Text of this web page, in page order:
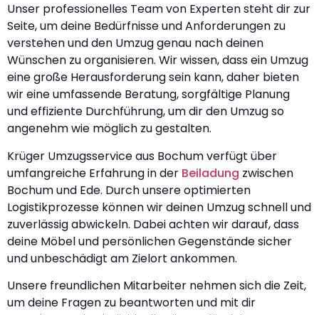
Unser professionelles Team von Experten steht dir zur
Seite, um deine Bedürfnisse und Anforderungen zu
verstehen und den Umzug genau nach deinen
Wünschen zu organisieren. Wir wissen, dass ein Umzug
eine große Herausforderung sein kann, daher bieten
wir eine umfassende Beratung, sorgfältige Planung
und effiziente Durchführung, um dir den Umzug so
angenehm wie möglich zu gestalten.
Krüger Umzugsservice aus Bochum verfügt über
umfangreiche Erfahrung in der Beiladung zwischen
Bochum und Ede. Durch unsere optimierten
Logistikprozesse können wir deinen Umzug schnell und
zuverlässig abwickeln. Dabei achten wir darauf, dass
deine Möbel und persönlichen Gegenstände sicher
und unbeschädigt am Zielort ankommen.
Unsere freundlichen Mitarbeiter nehmen sich die Zeit,
um deine Fragen zu beantworten und mit dir